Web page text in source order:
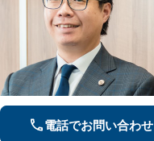
電話でお問い合わせ